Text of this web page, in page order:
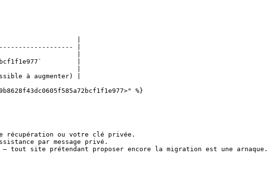
|
|
|
|
|
à augmenter) |
%}
récupération ou votre clé privée.
par message privé.
tout site prétendant proposer encore la migration est une arnaque.